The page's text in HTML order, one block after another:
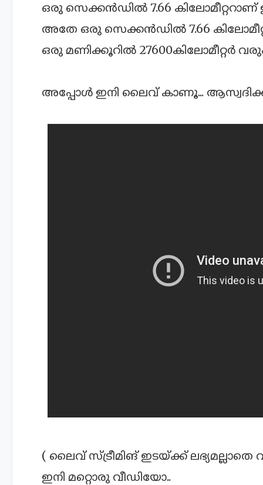
ഒരു സെക്കന്‍ഡില്‍ 7.66
അതേ ഒരു സെക്കന്‍ഡില്‍ 7.66
ഒരു മണിക്കൂറില്‍ 27600കിലോമീറ്റര്‍
അപ്പോള്‍ ഇനി ലൈവ് കാണൂ...
( ലൈവ് സ്ട്രീമിങ് ഇടയ്ക്ക് ലഭ്യമല്ലാതെ
ഇനി മറ്റൊരു വീഡിയോ..